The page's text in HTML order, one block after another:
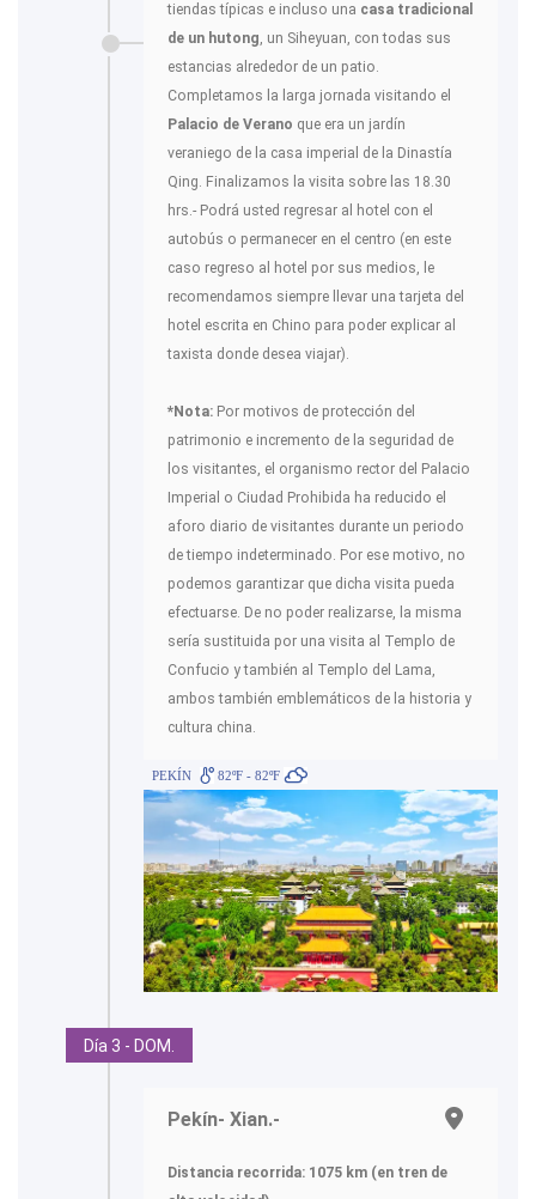
tiendas típicas e incluso una casa tradicional
de un hutong, un Siheyuan, con todas sus
estancias alrededor de un patio.
Completamos la larga jornada visitando el
Palacio de Verano que era un jardín
veraniego de la casa imperial de la Dinastía
Qing. Finalizamos la visita sobre las 18.30
hrs.- Podrá usted regresar al hotel con el
autobús o permanecer en el centro (en este
caso regreso al hotel por sus medios, le
recomendamos siempre llevar una tarjeta del
hotel escrita en Chino para poder explicar al
taxista donde desea viajar).
*Nota: Por motivos de protección del
patrimonio e incremento de la seguridad de
los visitantes, el organismo rector del Palacio
Imperial o Ciudad Prohibida ha reducido el
aforo diario de visitantes durante un periodo
de tiempo indeterminado. Por ese motivo, no
podemos garantizar que dicha visita pueda
efectuarse. De no poder realizarse, la misma
sería sustituida por una visita al Templo de
Confucio y también al Templo del Lama,
ambos también emblemáticos de la historia y
cultura china.
PEKÍN 82ºF - 82ºF
Día 3 - DOM.
Pekín- Xian.-
Distancia recorrida: 1075 km (en tren de